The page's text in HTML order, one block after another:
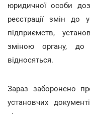
юридичної особи
реєстрації змін до
підприємств,
зміною органу, до
відносяться.
Зараз заборонено
установчих